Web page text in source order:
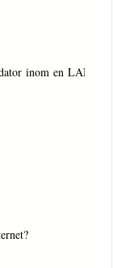
inom en LAN